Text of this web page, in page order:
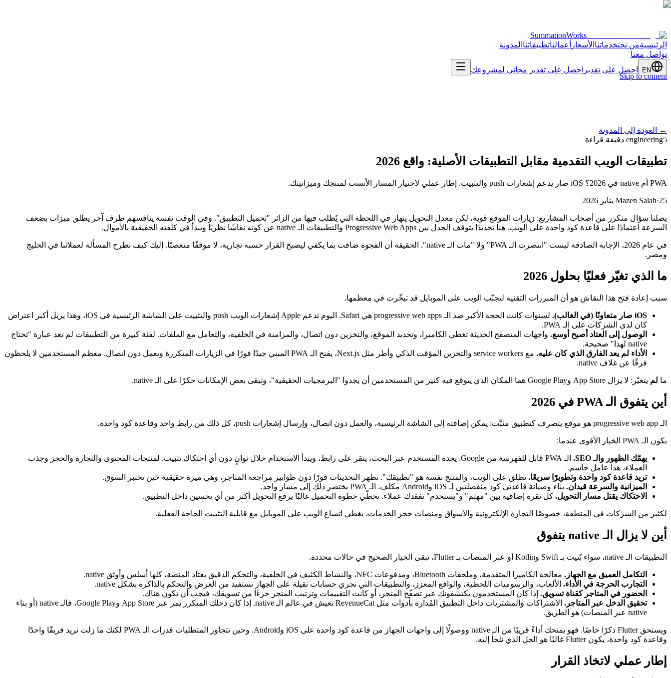
Skip to content
SummationWorks
الرئيسيةمن نحنخدماتنا الأسعار أعمالناتطبيقاتنا المدونة
تواصل معنا
EN احصل على تقدير احصل على تقدير مجاني لمشروعك
←
العودة إلى المدونة
engineering5 دقيقة قراءة
تطبيقات الويب التقدمية مقابل التطبيقات الأصلية: واقع 2026
PWA أم native في 2026؟ iOS صار يدعم إشعارات push والتثبيت. إطار عملي لاختيار المسار الأنسب لمنتجك وميزانيتك.
Mazen Salah·25 يناير 2026
يصلنا سؤال متكرر من أصحاب المشاريع: زيارات الموقع قوية، لكن معدل التحويل ينهار في اللحظة التي يُطلب فيها من الزائر "تحميل التطبيق". وفي الوقت نفسه ينافسهم طرف آخر يطلق ميزات بضعف
السرعة اعتمادًا على قاعدة كود واحدة على الويب. هنا تحديدًا يتوقف الجدل بين Progressive Web Apps والتطبيقات الـ native عن كونه نقاشًا نظريًا ويبدأ في كلفته الحقيقية بالأموال.
في عام 2026، الإجابة الصادقة ليست "انتصرت الـ PWA" ولا "مات الـ native". الحقيقة أن الفجوة ضاقت بما يكفي ليصبح القرار حسبة تجارية، لا موقفًا متعصبًا. إليك كيف نطرح المسألة لعملائنا في الخليج
ومصر.
ما الذي تغيّر فعليًا بحلول 2026
سبب إعادة فتح هذا النقاش هو أن المبررات التقنية لتجنّب الويب على الموبايل قد تبخّرت في معظمها.
iOS صار متعاونًا (في الغالب).
لسنوات كانت الحجة الأكبر ضد الـ progressive web apps هي Safari. اليوم تدعم Apple إشعارات الويب push والتثبيت على الشاشة الرئيسية في iOS، وهذا يزيل أكبر اعتراض
كان لدى الشركات على الـ PWA.
الوصول إلى العتاد أصبح أوسع. واجهات المتصفح الحديثة تغطي الكاميرا، وتحديد الموقع، والتخزين دون اتصال، والمزامنة في الخلفية، والتعامل مع الملفات. لفئة كبيرة من التطبيقات لم تعد عبارة "تحتاج
native لهذا" صحيحة.
الأداء لم يعد الفارق الذي كان عليه.
مع service workers والتخزين المؤقت الذكي وأطر مثل Next.js، يفتح الـ PWA المبني جيدًا فورًا في الزيارات المتكررة ويعمل دون اتصال. معظم المستخدمين لا يلحظون
فرقًا عن غلاف native.
ما لم يتغيّر: لا يزال App Store وGoogle Play هما المكان الذي يتوقع فيه كثير من المستخدمين أن يجدوا "البرمجيات الحقيقية"، وتبقى بعض الإمكانات حكرًا على الـ native.
أين يتفوق الـ PWA في 2026
الـ progressive web app هو موقع يتصرف كتطبيق مثبَّت: يمكن إضافته إلى الشاشة الرئيسية، والعمل دون اتصال، وإرسال إشعارات push، كل ذلك من رابط واحد وقاعدة كود واحدة.
يكون الـ PWA الخيار الأقوى عندما:
يهمّك الظهور والـ SEO.
الـ PWA قابل للفهرسة من Google. يجده المستخدم عبر البحث، ينقر على رابط، ويبدأ الاستخدام خلال ثوانٍ دون أي احتكاك تثبيت. لمنتجات المحتوى والتجارة والحجز وجذب
العملاء، هذا عامل حاسم.
تريد قاعدة كود واحدة وتطويرًا سريعًا. تطلق على الويب، والمنتج نفسه هو "تطبيقك". تظهر التحديثات فورًا دون طوابير مراجعة المتاجر، وهي ميزة حقيقية حين تختبر السوق.
الميزانية والسرعة قيدان. بناء وصيانة قاعدتي كود منفصلتين لـ iOS وAndroid مكلف. الـ PWA يختصر ذلك إلى مسار واحد.
الاحتكاك يقتل مسار التحويل. كل نقرة إضافية بين "مهتم" و"يستخدم" تفقدك عملاء. تخطّي خطوة التحميل غالبًا يرفع التحويل أكثر من أي تحسين داخل التطبيق.
لكثير من الشركات في المنطقة، خصوصًا التجارة الإلكترونية والأسواق ومنصات حجز الخدمات، يغطي اتساع الويب على الموبايل مع قابلية التثبيت الحاجة الفعلية.
أين لا يزال الـ native يتفوق
التطبيقات الـ native، سواء بُنيت بـ Swift وKotlin أو عبر المنصات بـ Flutter، تبقى الخيار الصحيح في حالات محددة.
التكامل العميق مع الجهاز. معالجة الكاميرا المتقدمة، وملحقات Bluetooth، ومدفوعات NFC، والنشاط الكثيف في الخلفية، والتحكم الدقيق بعتاد المنصة، كلها أسلس وأوثق native.
التجارب الحرجة في الأداء. الألعاب، والرسوميات اللحظية، والواقع المعزز، والتطبيقات التي تجري حسابات ثقيلة على الجهاز تستفيد من العرض والتحكم بالذاكرة بشكل native.
الحضور في المتاجر كقناة تسويق. إذا كان المستخدمون يكتشفونك عبر تصفّح المتجر، أو كانت التقييمات وترتيب المتجر جزءًا من تسويقك، فيجب أن تكون هناك.
تحقيق الدخل عبر المتاجر.
الاشتراكات والمشتريات داخل التطبيق المُدارة بأدوات مثل RevenueCat تعيش في عالم الـ native. إذا كان دخلك المتكرر يمر عبر App Store وGoogle Play، فالـ native (أو بناء
native عبر المنصات) هو الطريق.
ويستحق Flutter ذكرًا خاصًا. فهو يمنحك أداءً قريبًا من الـ native ووصولًا إلى واجهات الجهاز من قاعدة كود واحدة على iOS وAndroid. وحين تتجاوز المتطلبات قدرات الـ PWA لكنك ما زلت تريد فريقًا واحدًا
وقاعدة كود واحدة، يكون Flutter غالبًا هو الحل الذي نلجأ إليه.
إطار عملي لاتخاذ القرار